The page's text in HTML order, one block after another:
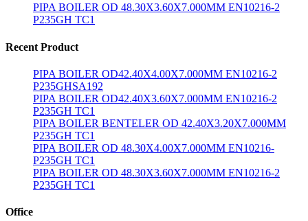
PIPA BOILER OD 48.30X3.60X7.000MM EN10216-2
P235GH TC1
Recent Product
PIPA BOILER OD42.40X4.00X7.000MM EN10216-2
P235GHSA192
PIPA BOILER OD42.40X3.60X7.000MM EN10216-2
P235GH TC1
PIPA BOILER BENTELER OD 42.40X3.20X7.000MM
P235GH TC1
PIPA BOILER OD 48.30X4.00X7.000MM EN10216-
P235GH TC1
PIPA BOILER OD 48.30X3.60X7.000MM EN10216-2
P235GH TC1
Office